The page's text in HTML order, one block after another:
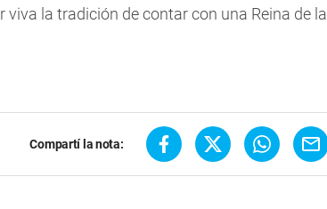
la tradición de contar con una Reina de la
Compartí la nota: